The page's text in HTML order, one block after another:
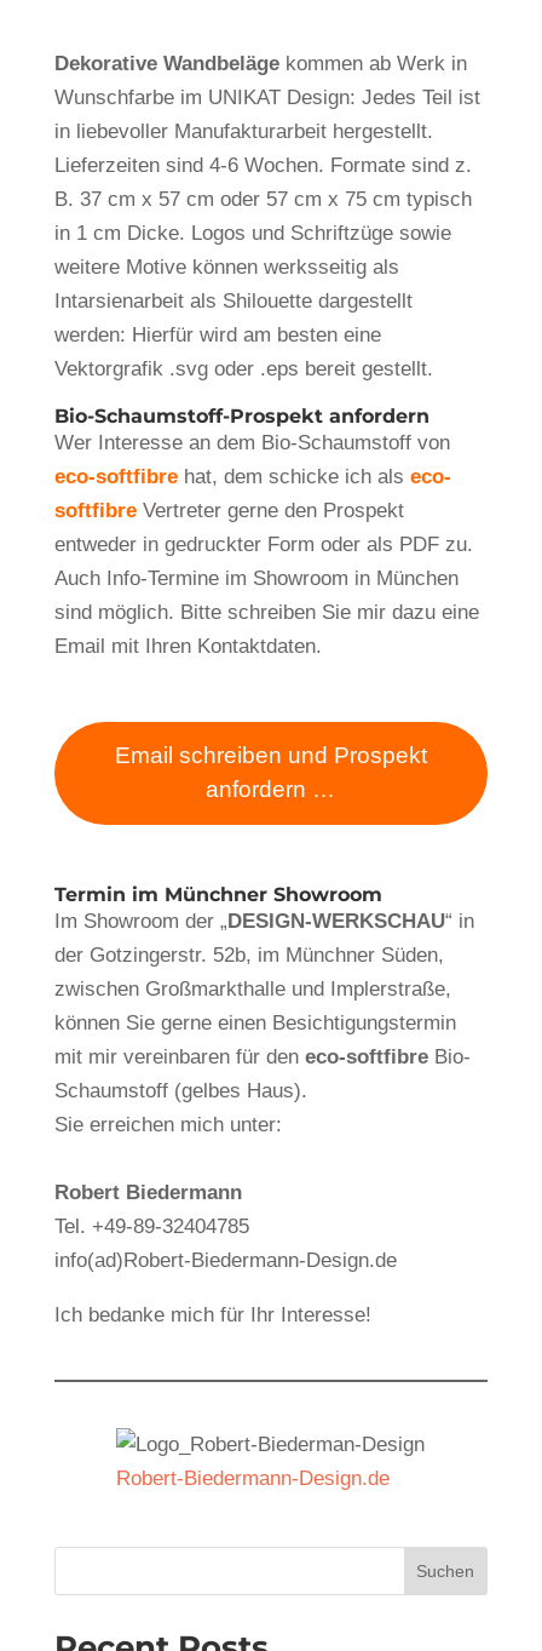
Dekorative Wandbelägekommen ab Werk in
Wunschfarbe im UNIKAT Design: Jedes Teil ist
in liebevoller Manufakturarbeit hergestellt.
Lieferzeiten sind 4-6 Wochen. Formate sind z.
B. 37 cm x 57 cm oder 57 cm x 75 cm typisch
in 1 cm Dicke. Logos und Schriftzüge sowie
weitere Motive können werksseitig als
Intarsienarbeit als Shilouette dargestellt
werden: Hierfür wird am besten eine
Vektorgrafik .svg oder .eps bereit gestellt.
Bio-Schaumstoff-Prospekt anfordern
Wer Interesse an dem Bio-Schaumstoff von
eco-softfibrehat, dem schicke ich als eco-
softfibreVertreter gerne den Prospekt
entweder in gedruckter Form oder als PDF zu.
Auch Info-Termine im Showroom in München
sind möglich. Bitte schreiben Sie mir dazu eine
Email mit Ihren Kontaktdaten.
Email schreiben und Prospekt
anfordern …
Termin im Münchner Showroom
Im Showroom der „DESIGN-WERKSCHAU“ in
der Gotzingerstr. 52b, im Münchner Süden,
zwischen Großmarkthalle und Implerstraße,
können Sie gerne einen Besichtigungstermin
mit mir vereinbaren für den eco-softfibreBio-
Schaumstoff (gelbes Haus).
Sie erreichen mich unter:
Robert Biedermann
Tel. +49-89-32404785
info(ad)Robert-Biedermann-Design.de
Ich bedanke mich für Ihr Interesse!
Robert-Biedermann-Design.de
Suchen